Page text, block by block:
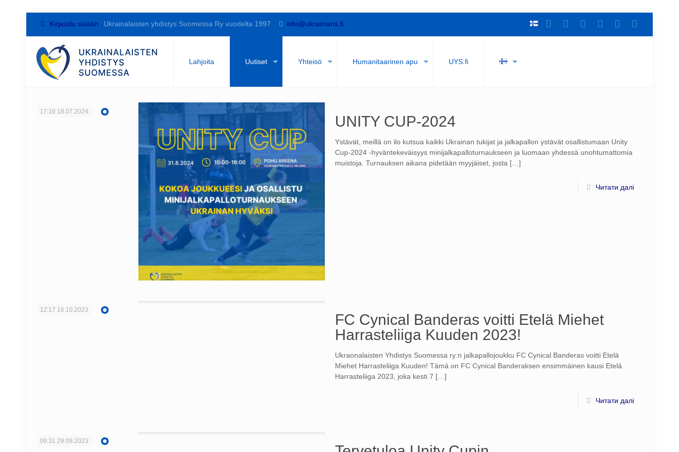
Kirjaudu sisään Ukrainalaisten yhdistys Suomessa Ry vuodelta 1997 info@ukrainians.fi
Lahjoita Uutiset Yhteisö Humanitaarinen apu UYS.fi
17:16 18.07.2024
UNITY CUP-2024
Ystävät, meillä on ilo kutsua kaikki Ukrainan tukijat ja jalkapallon ystävät osallistumaan Unity
Cup-2024 -hyväntekeväisyys minijalkapalloturnaukseen ja luomaan yhdessä unohtumattomia
muistoja. Turnauksen aikana pidetään myyjäiset, josta […]
Читати далі
12:17 16.10.2023
FC Cynical Banderas voitti Etelä Miehet
Harrasteliiga Kuuden 2023!
Ukraonalaisten Yhdistys Suomessa ry:n jalkapallojoukku FC Cynical Banderas voitti Etelä
Miehet Harrasteliiga Kuuden! Tämä on FС Cynical Banderaksen ensimmäinen kausi Etelä
Harrasteliiga 2023, joka kesti 7 […]
Читати далі
09:3129.09.2023